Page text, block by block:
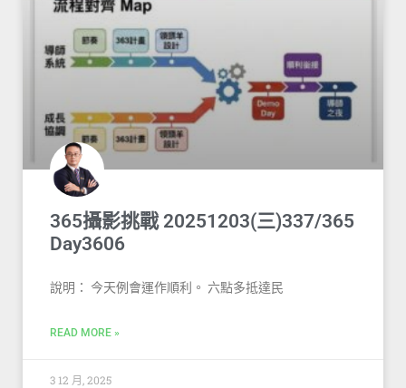
365攝影挑戰 20251203(三)337/365
Day3606
說明： 今天例會運作順利。 六點多抵達民
READ MORE »
3 12 月, 2025